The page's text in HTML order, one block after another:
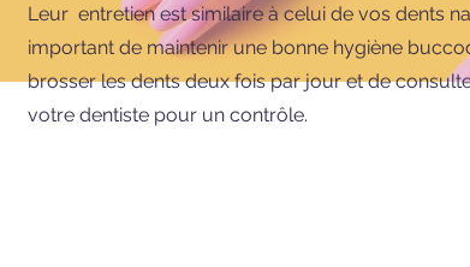
Leur entretien est similaire à celui de vos dents
important de maintenir une bonne hygiène
brosser les dents deux fois par jour et de
votre dentiste pour un contrôle.